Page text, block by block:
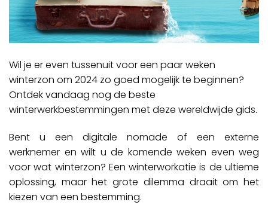
Wil je er even tussenuit voor een paar weken
winterzon om 2024 zo goed mogelijk te beginnen?
Ontdek vandaag nog de beste
winterwerkbestemmingen met deze wereldwijde gids.
Bent u een digitale nomade of een externe
werknemer en wilt u de komende weken even weg
voor wat winterzon? Een winterworkatie is de ultieme
oplossing, maar het grote dilemma draait om het
kiezen van een bestemming.